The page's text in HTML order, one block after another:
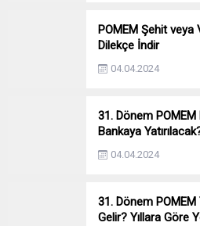
POMEM Şehit veya
Dilekçe İndir
04.04.2024
31. Dönem
Bankaya
04.04.2024
31. Dönem POMEM
Gelir? Yıllara Göre